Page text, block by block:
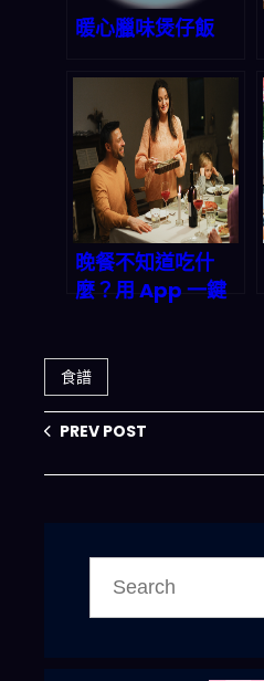
暖心臘味煲仔飯
晚餐不知道吃什
麼？用 App 一鍵
食譜
PREV POST